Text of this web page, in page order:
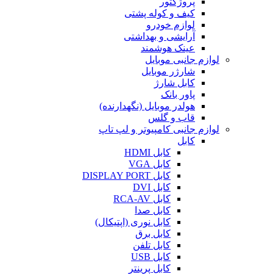
کیف و کوله پشتی
لوازم خودرو
آرایشی و بهداشتی
عینک هوشمند
لوازم جانبی موبایل
شارژر موبایل
کابل شارژ
پاور بانک
هولدر موبایل (نگهدارنده)
قاب و گلس
لوازم جانبی کامپیوتر و لپ تاپ
کابل
کابل HDMI
کابل VGA
کابل DISPLAY PORT
کابل DVI
کابل RCA-AV
کابل صدا
کابل نوری (اپتیکال)
کابل برق
کابل تلفن
کابل USB
کابل پرینتر